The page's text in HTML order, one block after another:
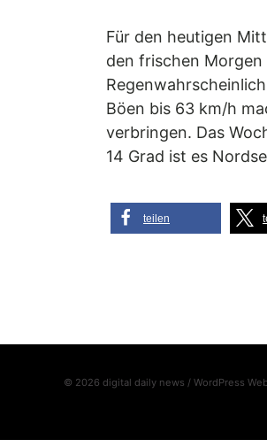
Für den heutigen
den frischen
Böen bis 63 km/h
verbringen. Das
14 Grad ist es
teilen
© 2026 digital daily news / WordPress